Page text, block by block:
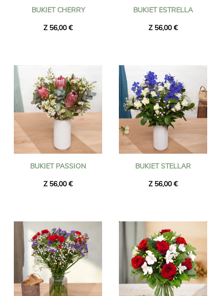
BUKIET CHERRY
Z 56,00 €
BUKIET ESTRELLA
Z 56,00 €
BUKIET PASSION
Z 56,00 €
BUKIET STELLAR
Z 56,00 €